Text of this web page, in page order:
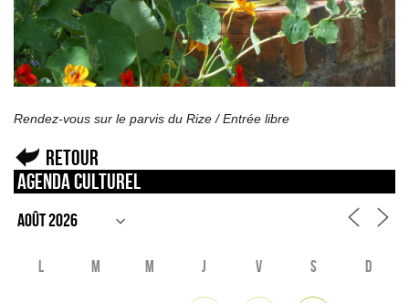
Rendez-vous sur le parvis du Rize / Entrée libre
Retour
Agenda culturel
L M M J V S D